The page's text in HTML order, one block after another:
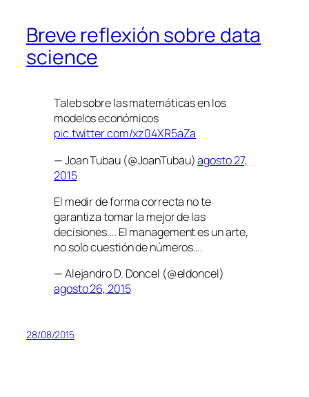
Breve reflexión sobre data
science
Taleb sobre las matemáticas en los
modelos económicos
pic.twitter.com/xz04XR5aZa
— Joan Tubau (@JoanTubau)agosto 27,
2015
El medir de forma correcta no te
garantiza tomar la mejor de las
decisiones…. El management es un arte,
no solo cuestión de números….
— Alejandro D. Doncel (@eldoncel)
agosto 26, 2015
28/08/2015